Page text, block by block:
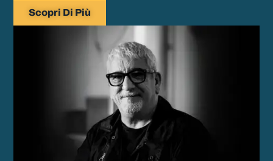
Scopri Di Più